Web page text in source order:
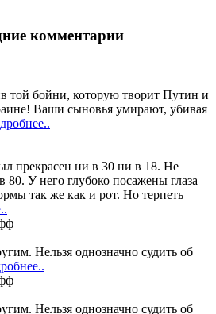
комментарии
той бойни, которую творит Путин и
Ваши сыновья умирают, убивая
прекрасен ни в 30 ни в 18. Не
80. У него глубоко посажены глаза
так же как и рот. Но терпеть
Нельзя однозначно судить об
Нельзя однозначно судить об